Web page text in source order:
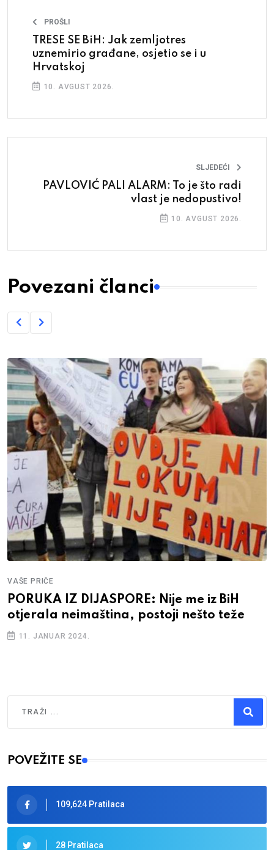
PROŠLI
TRESE SE BiH: Jak zemljotres
uznemirio građane, osjetio se i u
Hrvatskoj
10. AVGUST 2026.
SLJEDEĆI
PAVLOVIĆ PALI ALARM: To je što radi
vlast je nedopustivo!
10. AVGUST 2026.
Povezani članci
VAŠE PRIČE
PORUKA IZ DIJASPORE: Nije me iz BiH
otjerala neimaština, postoji nešto teže
11. JANUAR 2024.
Type 2 or more characters for results.
POVEŽITE SE
109,624 Pratilaca
28 Pratilaca